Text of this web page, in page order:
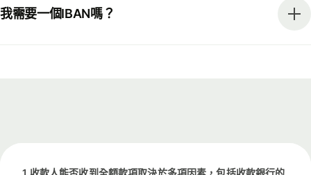
我需要一個IBAN嗎？